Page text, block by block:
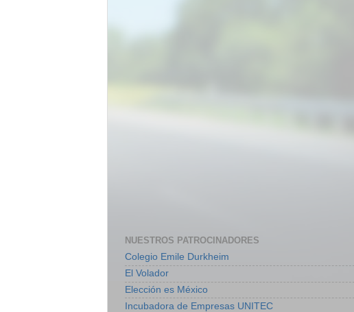
NUESTROS PATROCINADORES
Colegio Emile Durkheim
El Volador
Elección es México
Incubadora de Empresas UNITEC